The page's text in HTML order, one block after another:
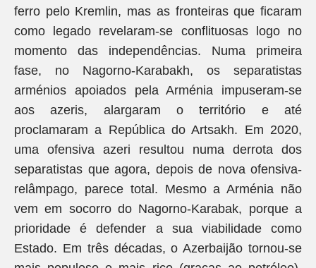
ferro pelo Kremlin, mas as fronteiras que ficaram
como legado revelaram-se conflituosas logo no
momento das independências. Numa primeira
fase, no Nagorno-Karabakh, os separatistas
arménios apoiados pela Arménia impuseram-se
aos azeris, alargaram o território e até
proclamaram a República do Artsakh. Em 2020,
uma ofensiva azeri resultou numa derrota dos
separatistas que agora, depois de nova ofensiva-
relâmpago, parece total. Mesmo a Arménia não
vem em socorro do Nagorno-Karabak, porque a
prioridade é defender a sua viabilidade como
Estado. Em três décadas, o Azerbaijão tornou-se